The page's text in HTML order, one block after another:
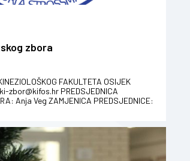
zbora
FAKULTETA OSIJEK
zbor@kifos.hr PREDSJEDNICA
Anja Veg ZAMJENICA PREDSJEDNICE: